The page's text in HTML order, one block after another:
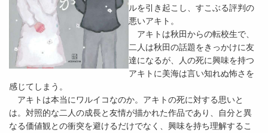
ルを引き起こし、すこぶる評判の
悪いアキト。
アキトは秋田からの転校生で、
二人は秋田の話題をきっかけに友
達になるが、人の死に興味を持つ
アキトに美海は言い知れぬ怖さを
感じてしまう。
アキトは本当にワルイコなのか。アキトの死に対する思いと
は。対照的な二人の成長と友情が描かれた作品であり、自分と異
なる価値観との衝突を避けるだけでなく、興味を持ち理解するこ